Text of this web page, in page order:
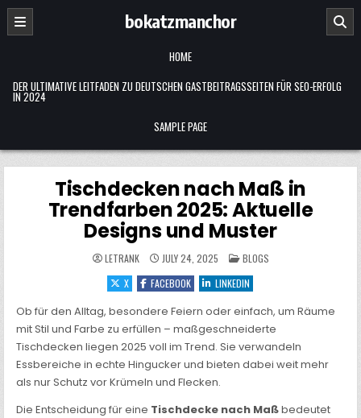
Skip
content
bokatzmanchor
HOME
DER ULTIMATIVE LEITFADEN ZU DEUTSCHEN GASTBEITRAGSSEITEN FÜR SEO-ERFOLG
IN 2024
SAMPLE PAGE
Tischdecken nach Maß in
Trendfarben 2025: Aktuelle
Designs und Muster
LETRANK JULY 24, 2025 POSTED
IN
BLOGS
X
FACEBOOK LINKEDIN
Ob für den Alltag, besondere Feiern oder einfach, um Räume
mit Stil und Farbe zu erfüllen – maßgeschneiderte
Tischdecken liegen 2025 voll im Trend. Sie verwandeln
Essbereiche in echte Hingucker und bieten dabei weit mehr
als nur Schutz vor Krümeln und Flecken.
Die Entscheidung für eine Tischdecke nach Maßbedeutet